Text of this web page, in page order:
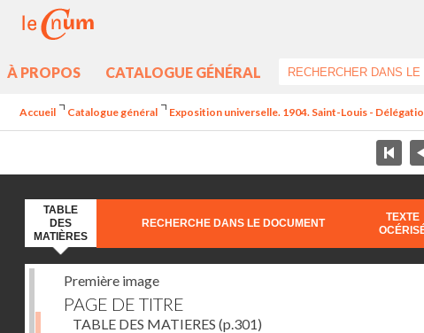
À PROPOS CATALOGUE GÉNÉRAL
Accueil Catalogue général Exposition universelle. 1904. Saint-Louis -
TABLE
DES
MATIÈRES
RECHERCHE DANS LE DOCUMENT
TEXTE
Première image
PAGE DE TITRE
TABLE DES MATIERES (p.301)